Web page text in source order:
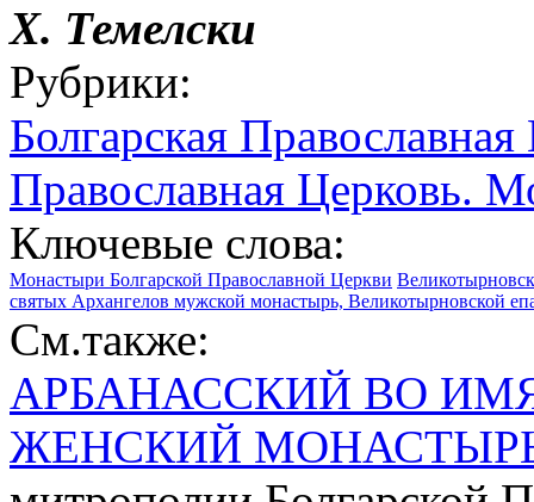
Х. Темелски
Рубрики:
Болгарская
Православная Церковь.
Ключевые слова:
Монастыри Болгарской Православной Церкви
святых Архангелов мужской монастырь, Великотырновской
См.также:
АРБАНАССКИЙ ВО
ЖЕНСКИЙ